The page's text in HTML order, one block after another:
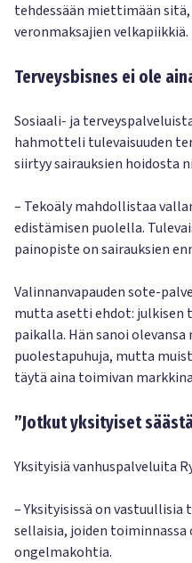
tehdessään miettimään
veronmaksajien velkapiikkiä.
Terveysbisnes ei ole
Sosiaali- ja
hahmotteli tulevaisuuden
siirtyy sairauksien hoidosta
– Tekoäly mahdollistaa
edistämisen puolella.
painopiste on sairauksien
Valinnanvapauden sote-
mutta asetti ehdot: julkisen
paikalla. Hän sanoi
puolestapuhuja, mutta
täytä aina toimivan
”Jotkut yksityiset
Yksityisiä vanhuspalveluita
– Yksityisissä on
sellaisia, joiden toiminnassa
ongelmakohtia.